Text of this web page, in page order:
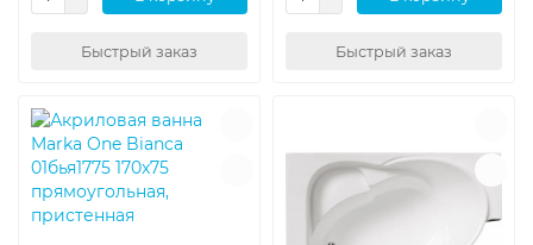
Быстрый заказ Быстрый заказ